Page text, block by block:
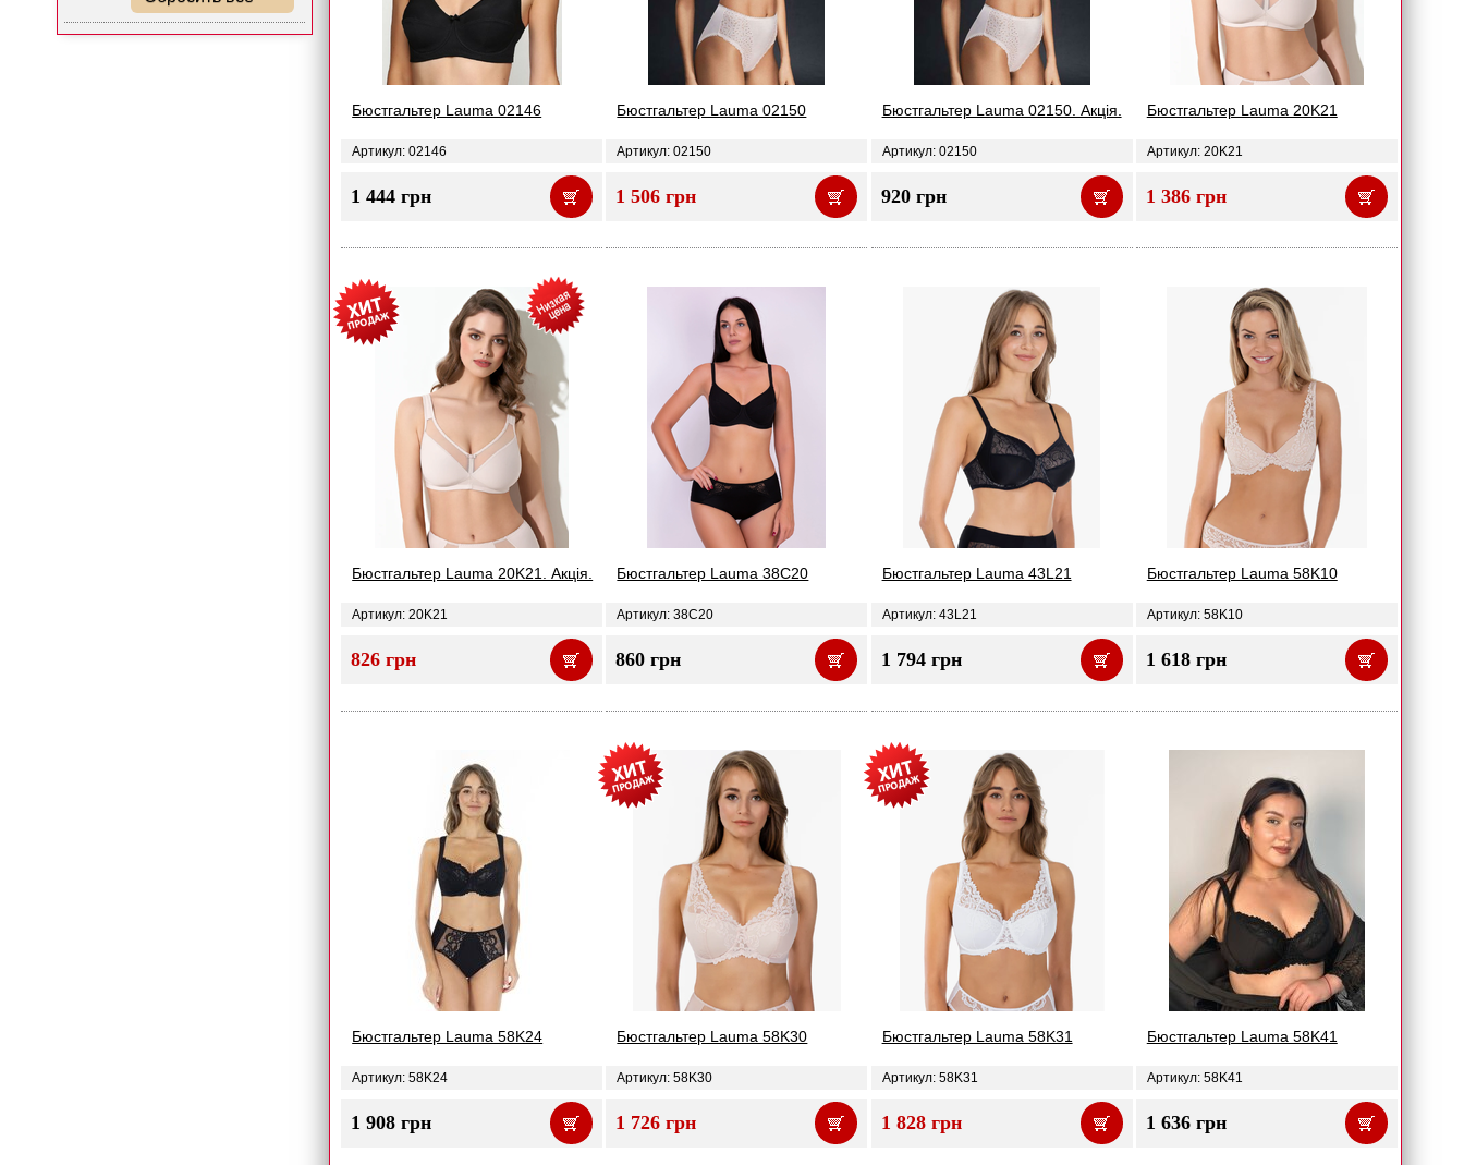
Бюстгальтер Lauma 02146
Артикул: 02146
1 444 грн
Бюстгальтер Lauma 02150
Артикул: 02150
1 506 грн
Бюстгальтер Lauma 02150. Акція.
Артикул: 02150
920 грн
Бюстгальтер Lauma 20K21
Артикул: 20K21
1 386 грн
Бюстгальтер Lauma 20K21. Акція.
Артикул: 20K21
826 грн
Бюстгальтер Lauma 38C20
Артикул: 38C20
860 грн
Бюстгальтер Lauma 43L21
Артикул: 43L21
1 794 грн
Бюстгальтер Lauma 58K10
Артикул: 58K10
1 618 грн
Бюстгальтер Lauma 58K24
Артикул: 58K24
1 908 грн
Бюстгальтер Lauma 58K30
Артикул: 58K30
1 726 грн
Бюстгальтер Lauma 58K31
Артикул: 58K31
1 828 грн
Бюстгальтер Lauma 58K41
Артикул: 58K41
1 636 грн